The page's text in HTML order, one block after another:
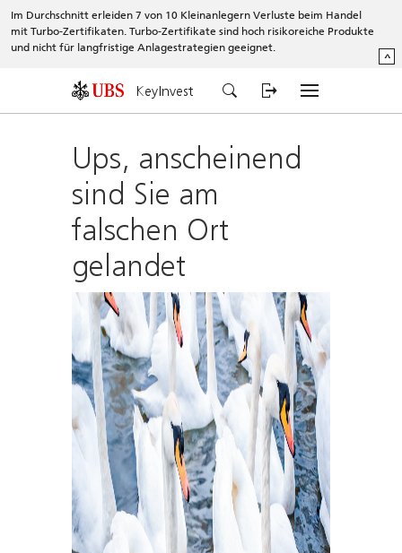
Im Durchschnitt erleiden 7 von 10 Kleinanlegern Verluste beim Handel
mit Turbo-Zertifikaten. Turbo-Zertifikate sind hoch risikoreiche Produkte
und nicht für langfristige Anlagestrategien geeignet.
^
KeyInvest
Ups, anscheinend
sind Sie am
falschen Ort
gelandet